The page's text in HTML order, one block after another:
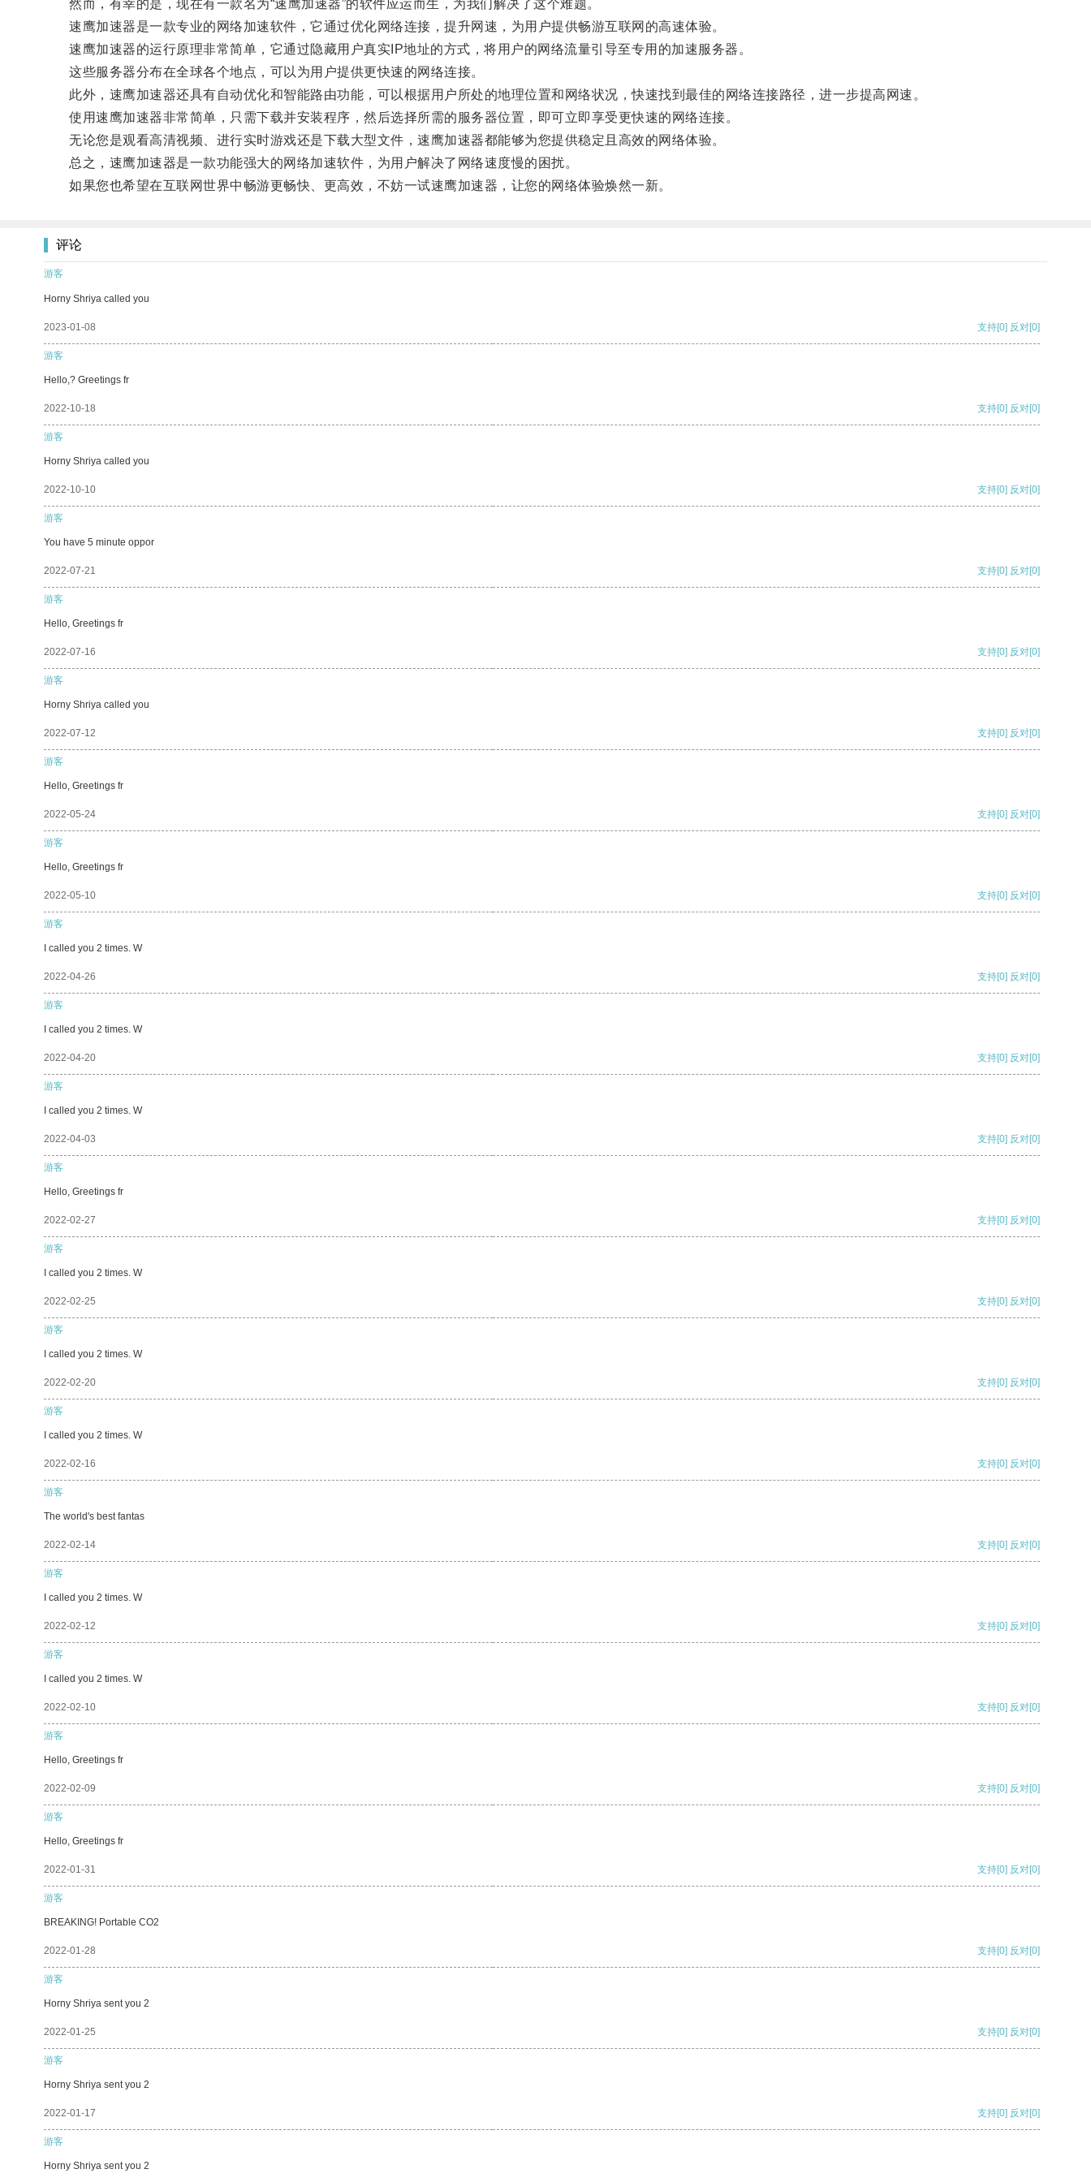
然而，有幸的是，现在有一款名为“速鹰加速器”的软件应运而生，为我们解决了这个难题。
速鹰加速器是一款专业的网络加速软件，它通过优化网络连接，提升网速，为用户提供畅游互联网的高速体验。
速鹰加速器的运行原理非常简单，它通过隐藏用户真实IP地址的方式，将用户的网络流量引导至专用的加速服务器。
这些服务器分布在全球各个地点，可以为用户提供更快速的网络连接。
此外，速鹰加速器还具有自动优化和智能路由功能，可以根据用户所处的地理位置和网络状况，快速找到最佳的网络连接路径，进一步提高网速。
使用速鹰加速器非常简单，只需下载并安装程序，然后选择所需的服务器位置，即可立即享受更快速的网络连接。
无论您是观看高清视频、进行实时游戏还是下载大型文件，速鹰加速器都能够为您提供稳定且高效的网络体验。
总之，速鹰加速器是一款功能强大的网络加速软件，为用户解决了网络速度慢的困扰。
如果您也希望在互联网世界中畅游更畅快、更高效，不妨一试速鹰加速器，让您的网络体验焕然一新。
评论
游客
Horny Shriya called you
2023-01-08 支持[0] 反对[0]
游客
Hello,? Greetings fr
2022-10-18 支持[0] 反对[0]
游客
Horny Shriya called you
2022-10-10 支持[0] 反对[0]
游客
You have 5 minute oppor
2022-07-21 支持[0] 反对[0]
游客
Hello, Greetings fr
2022-07-16 支持[0] 反对[0]
游客
Horny Shriya called you
2022-07-12 支持[0] 反对[0]
游客
Hello, Greetings fr
2022-05-24 支持[0] 反对[0]
游客
Hello, Greetings fr
2022-05-10 支持[0] 反对[0]
游客
I called you 2 times. W
2022-04-26 支持[0] 反对[0]
游客
I called you 2 times. W
2022-04-20 支持[0] 反对[0]
游客
I called you 2 times. W
2022-04-03 支持[0] 反对[0]
游客
Hello, Greetings fr
2022-02-27 支持[0] 反对[0]
游客
I called you 2 times. W
2022-02-25 支持[0] 反对[0]
游客
I called you 2 times. W
2022-02-20 支持[0] 反对[0]
游客
I called you 2 times. W
2022-02-16 支持[0] 反对[0]
游客
The world's best fantas
2022-02-14 支持[0] 反对[0]
游客
I called you 2 times. W
2022-02-12 支持[0] 反对[0]
游客
I called you 2 times. W
2022-02-10 支持[0] 反对[0]
游客
Hello, Greetings fr
2022-02-09 支持[0] 反对[0]
游客
Hello, Greetings fr
2022-01-31 支持[0] 反对[0]
游客
BREAKING! Portable CO2
2022-01-28 支持[0] 反对[0]
游客
Horny Shriya sent you 2
2022-01-25 支持[0] 反对[0]
游客
Horny Shriya sent you 2
2022-01-17 支持[0] 反对[0]
游客
Horny Shriya sent you 2